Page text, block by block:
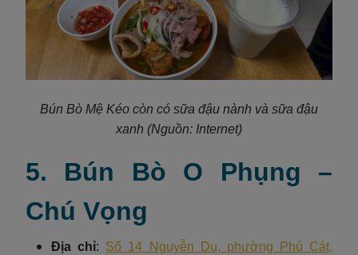
Bún Bò Mệ Kéo còn có sữa đậu nành và sữa đậu
xanh (Nguồn: Internet)
5. Bún Bò O Phụng –
Chú Vọng
Địa chỉ: Số 14 Nguyễn Du, phường Phú Cát,